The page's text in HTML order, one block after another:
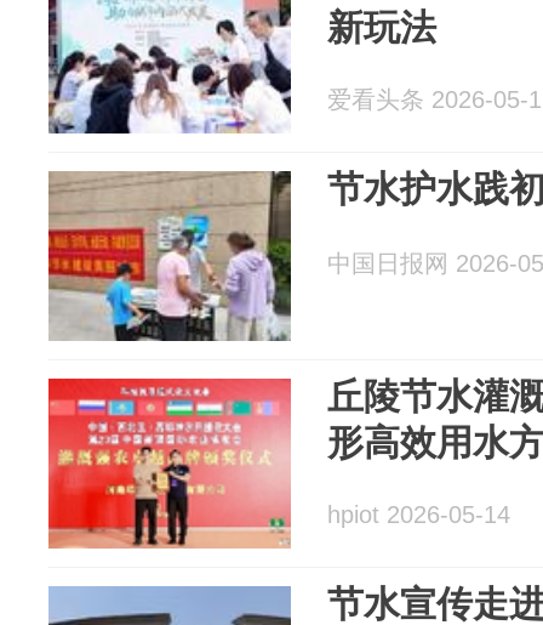
新玩法
爱看头条 2026-05-
节水护水践
中国日报网 2026-
丘陵节水灌
形高效用水
hpiot 2026-05-14
节水宣传走